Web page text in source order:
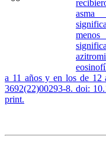
menos
a 11 años y en los de 12
3692(22)00293-8. doi:
print.